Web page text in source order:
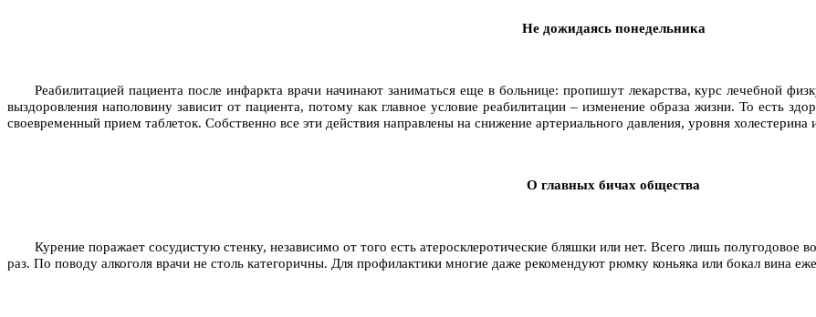
Не дожидаясь понедельника
Реабилитацией пациента после инфаркта врачи начинают заниматься еще в больнице: пропишут лекарства, курс лечебной
выздоровления наполовину зависит от пациента, потому как главное условие реабилитации – изменение образа жизни. То есть
своевременный прием таблеток. Собственно все эти действия направлены на снижение артериального давления, уровня
О главных бичах общества
Курение поражает сосудистую стенку, независимо от того есть атеросклеротические бляшки или нет. Всего лишь полугодовое
раз. По поводу алкоголя врачи не столь категоричны. Для профилактики многие даже рекомендуют рюмку коньяка или бокал вина